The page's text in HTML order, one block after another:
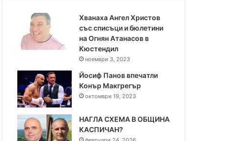
Хванаха Ангел Христов
със списъци и бюлетини
на Огнян Атанасов в
Кюстендил
ноември 3, 2023
Йосиф Панов впечатли
Конър Макгрегър
октомври 19, 2023
НАГЛА СХЕМА В ОБЩИНА
КАСПИЧАН?